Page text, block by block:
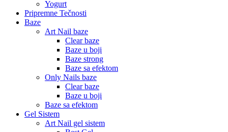
Yogurt
Pripremne Tečnosti
Baze
Art Nail baze
Clear baze
Baze u boji
Baze strong
Baze sa efektom
Only Nails baze
Clear baze
Baze u boji
Baze sa efektom
Gel Sistem
Art Nail gel sistem